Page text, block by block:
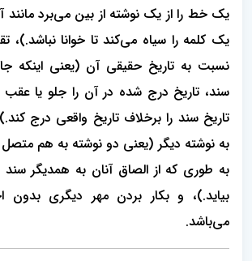
یک خط را از یک نوشته از بین می‌برد مانند
یک کلمه را سیاه می‌کند تا خوانا نباشد.)،
نسبت به تاریخ حقیقی آن (یعنی اینکه
سند، تاریخ درج شده در آن را جلو یا عقب
تاریخ سند را برخلاف تاریخ واقعی درج
به نوشته دیگر (یعنی دو نوشته به هم
به طوری که از الصاق آنان به همدیگر سند
بیاید.)، و بکار بردن مهر دیگری
می‌باشد.